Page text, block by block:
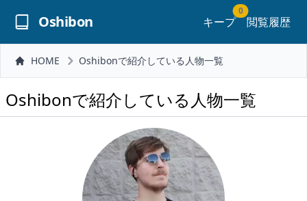
Oshibon キープ
0
閲覧履歴
HOME Oshibonで紹介している人物一覧
Oshibonで紹介している人物一覧